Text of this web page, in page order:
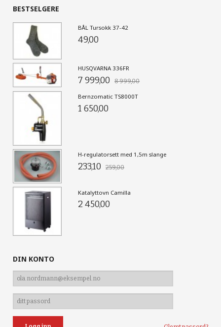
BESTSELGERE
BÅL Tursokk 37-42
49,00
HUSQVARNA 336FR
7 999,00 8 999,00
Bernzomatic TS8000T
1 650,00
H-regulatorsett med 1,5m slange
233,10 259,00
Katalyttovn Camilla
2 450,00
DIN KONTO